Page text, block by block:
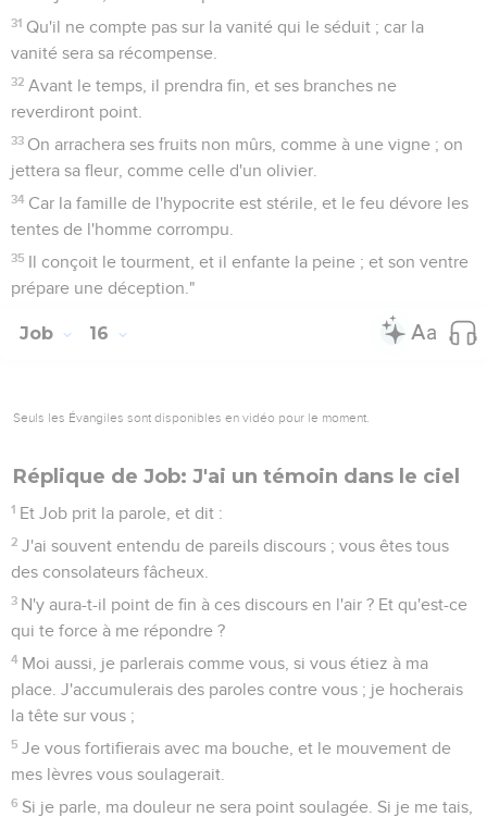
31 Qu'il ne compte pas sur la vanité qui le séduit ; car la
vanité sera sa récompense.
32 Avant le temps, il prendra fin, et ses branches ne
reverdiront point.
33 On arrachera ses fruits non mûrs, comme à une vigne ; on
jettera sa fleur, comme celle d'un olivier.
34 Car la famille de l'hypocrite est stérile, et le feu dévore les
tentes de l'homme corrompu.
35 Il conçoit le tourment, et il enfante la peine ; et son ventre
prépare une déception."
Job 16
Seuls les Évangiles sont disponibles en vidéo pour le moment.
Réplique de Job: J'ai un témoin dans le ciel
1 Et Job prit la parole, et dit :
2 J'ai souvent entendu de pareils discours ; vous êtes tous
des consolateurs fâcheux.
3 N'y aura-t-il point de fin à ces discours en l'air ? Et qu'est-ce
qui te force à me répondre ?
4 Moi aussi, je parlerais comme vous, si vous étiez à ma
place. J'accumulerais des paroles contre vous ; je hocherais
la tête sur vous ;
5 Je vous fortifierais avec ma bouche, et le mouvement de
mes lèvres vous soulagerait.
6 Si je parle, ma douleur ne sera point soulagée. Si je me tais,